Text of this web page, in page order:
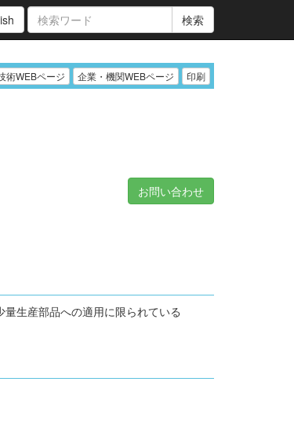
検索
術WEBページ 企業・機関WEBページ 印刷
お問い合わせ
生産部品への適用に限られている